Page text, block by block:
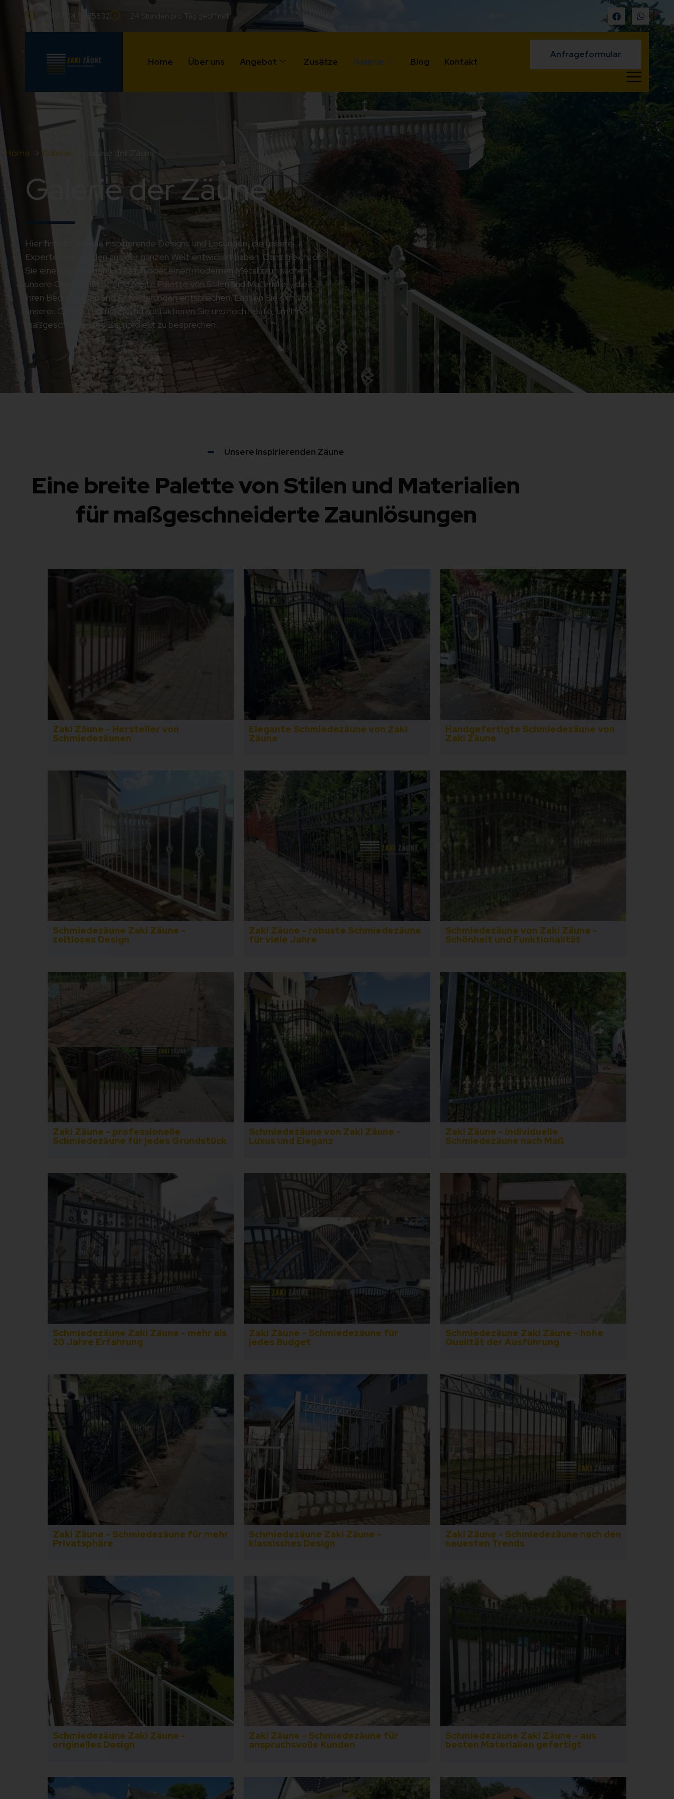
+49 1514 6985532 24 Stunden pro Tag geöffnet
Home Über uns Angebot Zusätze Galerie Blog Kontakt
Anfrageformular
Home Galerie Galerie der Zäune
Galerie der Zäune
Hier finden Sie viele inspirierende Designs und Lösungen, die unsere
Experten für Kunden aus der ganzen Welt entwickelt haben. Ganz gleich, ob
Sie einen klassischen Holzzaun oder einen modernen Metallzaun suchen,
unsere Galerie bietet eine breite Palette von Stilen und Materialien, die
Ihren Bedürfnissen und Anforderungen entsprechen. Lassen Sie sich von
unserer Galerie inspirieren und kontaktieren Sie uns noch heute, um Ihr
maßgeschneidertes Zaunprojekt zu besprechen.
Unsere inspirierenden Zäune
Eine breite Palette von Stilen und Materialien
für maßgeschneiderte Zaunlösungen
Zaki Zäune - Hersteller von
Schmiedezäunen
Elegante Schmiedezäune von Zaki
Zäune
Handgefertigte Schmiedezäune von
Zaki Zäune
Schmiedezäune Zaki Zäune -
zeitloses Design
Zaki Zäune - robuste Schmiedezäune
für viele Jahre
Schmiedezäune von Zaki Zäune -
Schönheit und Funktionalität
Zaki Zäune - professionelle
Schmiedezäune für jedes Grundstück
Schmiedezäune von Zaki Zäune -
Luxus und Eleganz
Zaki Zäune - individuelle
Schmiedezäune nach Maß
Schmiedezäune Zaki Zäune - mehr als
20 Jahre Erfahrung
Zaki Zäune - Schmiedezäune für
jedes Budget
Schmiedezäune Zaki Zäune - hohe
Qualität der Ausführung
Zaki Zäune - Schmiedezäune für mehr
Privatsphäre
Schmiedezäune Zaki Zäune -
klassisches Design
Zaki Zäune - Schmiedezäune nach den
neuesten Trends
Schmiedezäune Zaki Zäune -
originelles Design
Zaki Zäune - Schmiedezäune für
anspruchsvolle Kunden
Schmiedezäune Zaki Zäune - aus
besten Materialien gefertigt